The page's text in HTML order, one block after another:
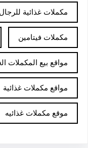
مكملات غذائية للرجال
مكملات فيتامين
مواقع بيع المكملات
مواقع مكملات غذائية
موقع مكملات غذائيه